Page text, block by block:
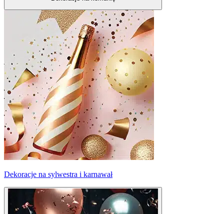
Dekoracje na sylwestra i karnawał